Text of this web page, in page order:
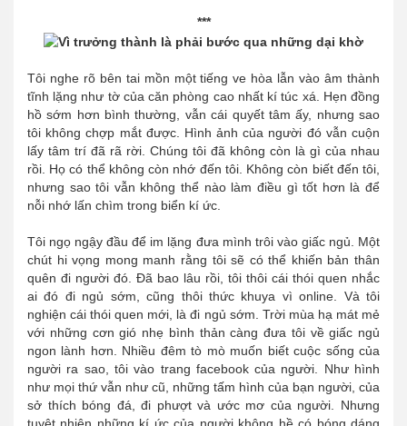
***
Tôi nghe rõ bên tai mồn một tiếng ve hòa lẫn vào âm thành
tĩnh lặng như tờ của căn phòng cao nhất kí túc xá. Hẹn đồng
hồ sớm hơn bình thường, vẫn cái quyết tâm ấy, nhưng sao
tôi không chợp mắt được. Hình ảnh của người đó vẫn cuộn
lấy tâm trí đã rã rời. Chúng tôi đã không còn là gì của nhau
rồi. Họ có thể không còn nhớ đến tôi. Không còn biết đến tôi,
nhưng sao tôi vẫn không thể nào làm điều gì tốt hơn là để
nỗi nhớ lấn chìm trong biển kí ức.
Tôi ngọ ngậy đầu để im lặng đưa mình trôi vào giấc ngủ. Một
chút hi vọng mong manh rằng tôi sẽ có thể khiến bản thân
quên đi người đó. Đã bao lâu rồi, tôi thôi cái thói quen nhắc
ai đó đi ngủ sớm, cũng thôi thức khuya vì online. Và tôi
nghiện cái thói quen mới, là đi ngủ sớm. Trời mùa hạ mát mẻ
với những cơn gió nhẹ bình thản càng đưa tôi về giấc ngủ
ngon lành hơn. Nhiều đêm tò mò muốn biết cuộc sống của
người ra sao, tôi vào trang facebook của người. Như hình
như mọi thứ vẫn như cũ, những tấm hình của bạn người, của
sở thích bóng đá, đi phượt và ước mơ của người. Nhưng
tuyệt nhiên những kí ức của người không hề có bóng dáng